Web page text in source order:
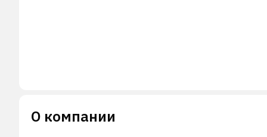
О компании